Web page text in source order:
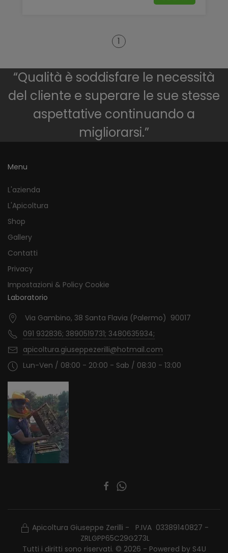
1
“Qualità è soddisfare le necessità
del cliente e superare le sue stesse
aspettative continuando a
migliorarsi.”
Menu
L'azienda
L'Apicoltura
Shop
Gallery
Contatti
Privacy
Impostazioni & Policy Cookie
Laboratorio
Via Gambino, 38 Santa Flavia (Palermo) 90017
091 932836; 3890519731; 3480635934;
apicoltura.giuseppezerilli@hotmail.com
Lun-Ven / 08:00 - 20:00 - Sab / 08:30 - 13:00
Apicoltura Giuseppe Zerilli - P.IVA 03389140827 -
ZRLGPP65C29G273L
Tutti i diritti sono riservati. © 2026 - Powered by S4U